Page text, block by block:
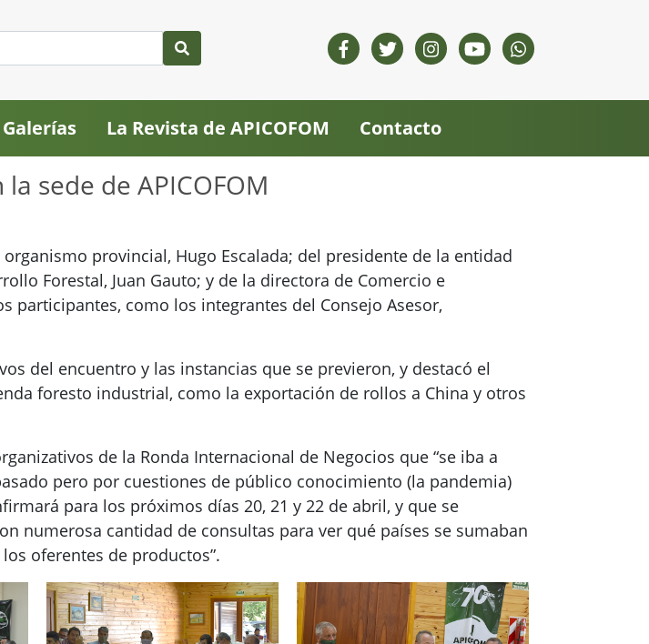
Galerías La Revista de APICOFOM Contacto
sede de APICOFOM
provincial, Hugo Escalada; del presidente de la entidad
Forestal, Juan Gauto; y de la directora de Comercio e
participantes, como los integrantes del Consejo Asesor,
del encuentro y las instancias que se previeron, y destacó el
foresto industrial, como la exportación de rollos a China y otros
de la Ronda Internacional de Negocios que “se iba a
pero por cuestiones de público conocimiento (la pandemia)
para los próximos días 20, 21 y 22 de abril, y que se
numerosa cantidad de consultas para ver qué países se sumaban
oferentes de productos”.